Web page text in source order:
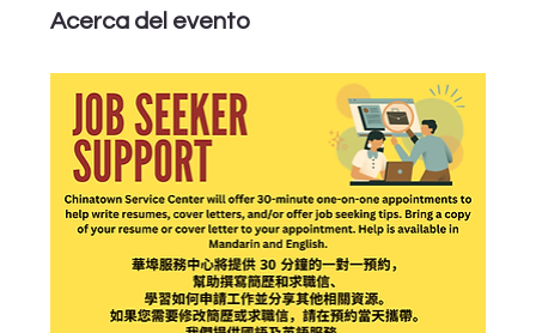
Acerca del evento